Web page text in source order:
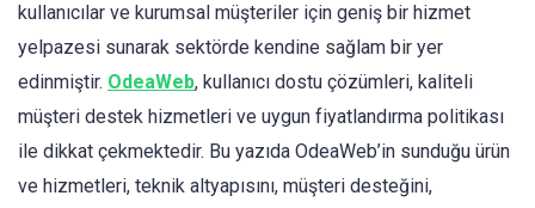
kullanıcılar ve kurumsal müşteriler için geniş bir hizmet
yelpazesi sunarak sektörde kendine sağlam bir yer
edinmiştir. OdeaWeb, kullanıcı dostu çözümleri, kaliteli
müşteri destek hizmetleri ve uygun fiyatlandırma politikası
ile dikkat çekmektedir. Bu yazıda OdeaWeb’in sunduğu ürün
ve hizmetleri, teknik altyapısını, müşteri desteğini,